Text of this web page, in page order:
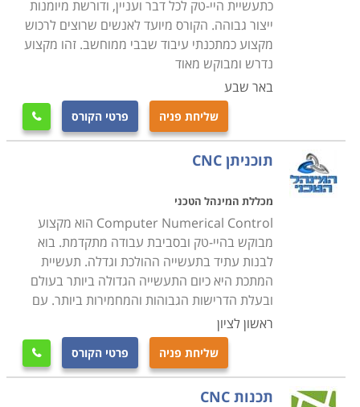
כתעשיית היי-טק לכל דבר ועניין, ודורשת מיומנות
ייצור גבוהה. הקורס מיועד לאנשים שרוצים לרכוש
מקצוע כמתכנתי עיבוד שבבי ממוחשב. זהו מקצוע
נדרש ומבוקש מאוד
באר שבע
שליחת פניה פרטי הקורס 
תוכניתן CNC
מכללת המינהל הטכני
Computer Numerical Control הוא מקצוע
מבוקש בהיי-טק ובסביבת עבודה מתקדמת. בוא
לבנות עתיד בתעשייה ההולכת וגדלה. תעשיית
המתכת היא כיום התעשייה הגדולה ביותר בעולם
ובעלת הדרישות הגבוהות והמחמירות ביותר. עם
ראשון לציון
שליחת פניה פרטי הקורס 
תכנות CNC